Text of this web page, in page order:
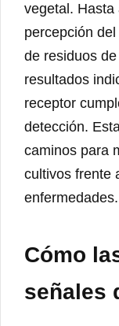
vegetal. Hasta
percepción
de residuos
resultados
receptor
detección.
caminos para
cultivos frente
enfermedades.
Cómo
señales